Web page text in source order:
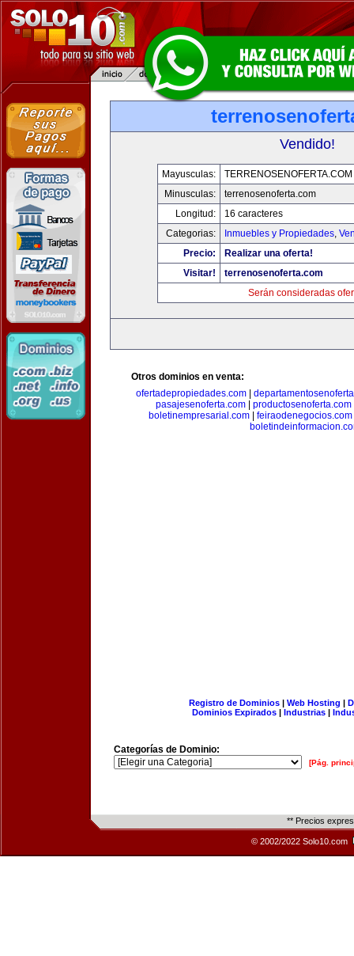
Vendido!
Mayusculas:
TERRENOSENOFERTA.COM
Minusculas:
terrenosenoferta.com
Longitud:
16 caracteres
Categorias:
Inmuebles y Propiedades,
Precio:
Realizar una oferta!
Visitar!
terrenosenoferta.com
Serán consideradas
Otros dominios en venta:
ofertadepropiedades.com
pasajesenoferta.com| productosenoferta.com
boletinempresarial.com| feiraodenegocios.com
Registro de Dominios| Web Hosting |
Dominios Expirados | Industrias |
Categorías de Dominio:
[Pág.
** Precios
© 2002/2022 Solo10.com